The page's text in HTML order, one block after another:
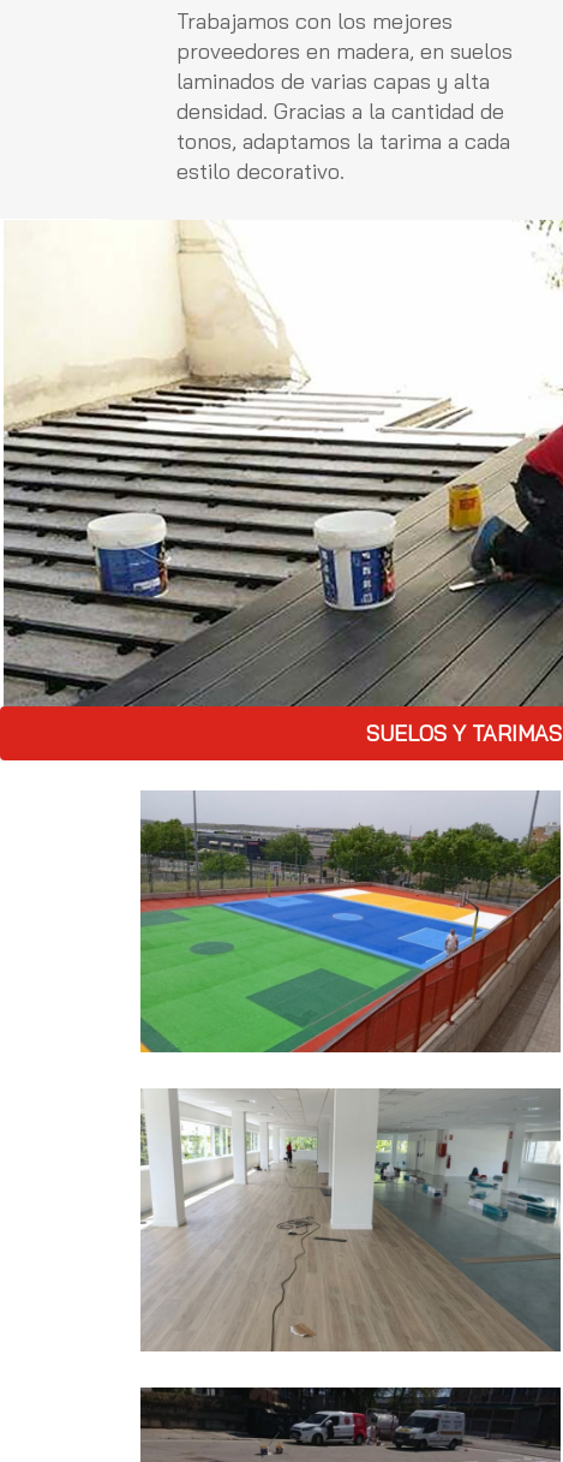
Trabajamos con los mejores
proveedores en madera, en suelos
laminados de varias capas y alta
densidad. Gracias a la cantidad de
tonos, adaptamos la tarima a cada
estilo decorativo.
SUELOS Y TARIMAS